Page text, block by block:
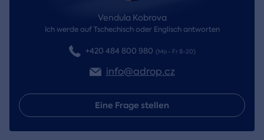
Vendula Kobrova
Ich werde auf Tschechisch oder Englisch antworten
+420 484 800 980 (Mo - Fr 8-20)
info@adrop.cz
Eine Frage stellen